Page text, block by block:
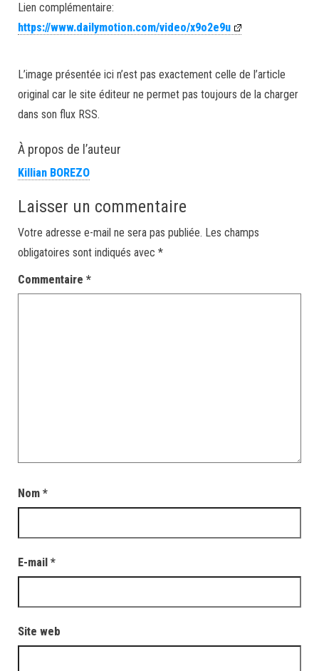
Lien complémentaire:
https://www.dailymotion.com/video/x9o2e9u
L’image présentée ici n’est pas exactement celle de l’article
original car le site éditeur ne permet pas toujours de la charger
dans son flux RSS.
À propos de l’auteur
Killian BOREZO
Laisser un commentaire
Votre adresse e-mail ne sera pas publiée. Les champs
obligatoires sont indiqués avec *
Commentaire *
Nom *
E-mail *
Site web